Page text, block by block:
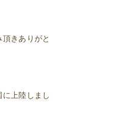
きありがと
上陸しまし